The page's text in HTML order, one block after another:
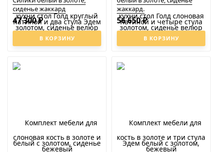
сиденье жаккард
В КОРЗИНУ
47 300₽
жаккард.
В КОРЗИНУ
56 650₽